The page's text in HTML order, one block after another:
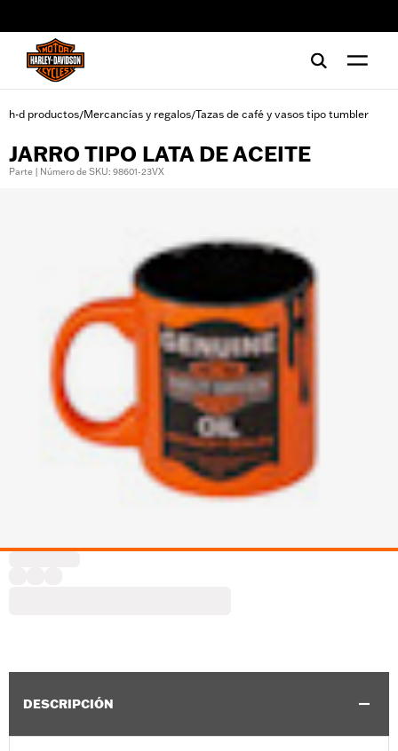
h-d productos/Mercancías y regalos/Tazas de café y vasos tipo tumbler
JARRO TIPO LATA DE ACEITE
Parte | Número de SKU: 98601-23VX
DESCRIPCIÓN